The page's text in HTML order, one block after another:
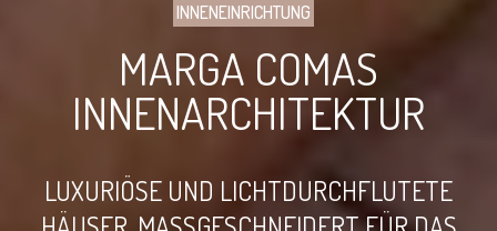
INNENEINRICHTUNG
MARGA COMAS
INNENARCHITEKTUR
LUXURIÖSE UND LICHTDURCHFLUTETE